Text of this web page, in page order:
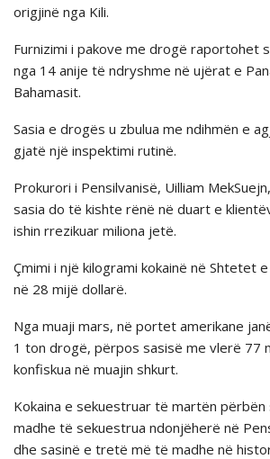
origjinë nga Kili.
Furnizimi i pakove me drogë raportohet
nga 14 anije të ndryshme në ujërat e
Bahamasit.
Sasia e drogës u zbulua me ndihmën e
gjatë një inspektimi rutinë.
Prokurori i Pensilvanisë, Uilliam
sasia do të kishte rënë në duart e
ishin rrezikuar miliona jetë.
Çmimi i një kilogrami kokainë në Shtetet
në 28 mijë dollarë.
Nga muaji mars, në portet amerikane
1 ton drogë, përpos sasisë me vlerë 77
konfiskua në muajin shkurt.
Kokaina e sekuestruar të martën përbën
madhe të sekuestrua ndonjëherë në
dhe sasinë e tretë më të madhe në